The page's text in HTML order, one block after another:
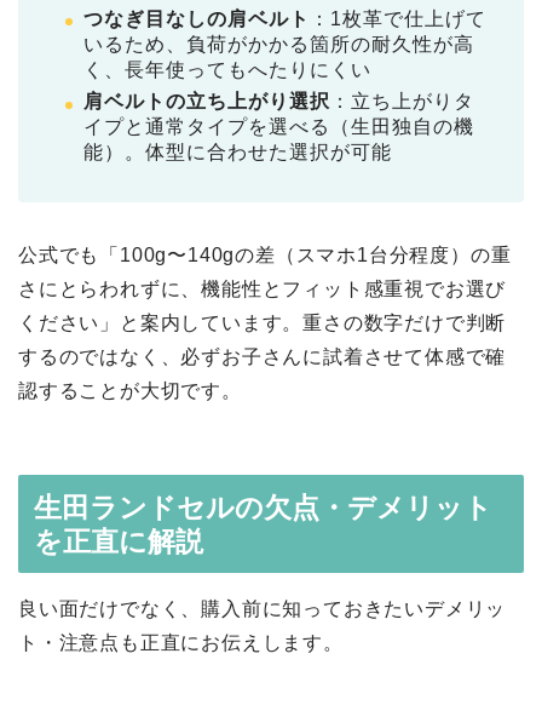
つなぎ目なしの肩ベルト
：1枚革で仕上げて
いるため、負荷がかかる箇所の耐久性が高
く、長年使ってもへたりにくい
肩ベルトの立ち上がり選択 ：立ち上がりタ
イプと通常タイプを選べる（生田独自の機
能）。体型に合わせた選択が可能
公式でも「100g〜140gの差（スマホ1台分程度）の重
さにとらわれずに、機能性とフィット感重視でお選び
ください」と案内しています。重さの数字だけで判断
するのではなく、必ずお子さんに試着させて体感で確
認することが大切です。
生田ランドセルの欠点・デメリット
を正直に解説
良い面だけでなく、購入前に知っておきたいデメリッ
ト・注意点も正直にお伝えします。